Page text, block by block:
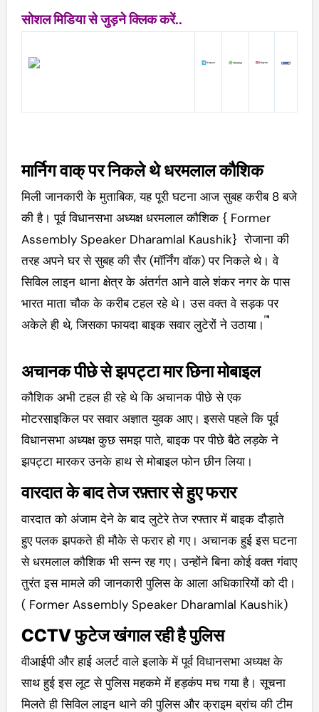
सोशल मिडिया से जुड़ने क्लिक करें..
मार्निग वाक् पर निकले थे धरमलाल कौशिक
मिली जानकारी के मुताबिक, यह पूरी घटना आज सुबह करीब 8 बजे
की है। पूर्व विधानसभा अध्यक्ष धरमलाल कौशिक { Former
Assembly Speaker Dharamlal Kaushik} रोजाना की
तरह अपने घर से सुबह की सैर (मॉर्निंग वॉक) पर निकले थे। वे
सिविल लाइन थाना क्षेत्र के अंतर्गत आने वाले शंकर नगर के पास
भारत माता चौक के करीब टहल रहे थे। उस वक्त वे सड़क पर
अकेले ही थे, जिसका फायदा बाइक सवार लुटेरों ने उठाया।
अचानक पीछे से झपट्टा मार छिना मोबाइल
कौशिक अभी टहल ही रहे थे कि अचानक पीछे से एक
मोटरसाइकिल पर सवार अज्ञात युवक आए। इससे पहले कि पूर्व
विधानसभा अध्यक्ष कुछ समझ पाते, बाइक पर पीछे बैठे लड़के ने
झपट्टा मारकर उनके हाथ से मोबाइल फोन छीन लिया।
वारदात के बाद तेज रफ़्तार से हुए फरार
वारदात को अंजाम देने के बाद लुटेरे तेज रफ्तार में बाइक दौड़ाते
हुए पलक झपकते ही मौके से फरार हो गए। अचानक हुई इस घटना
से धरमलाल कौशिक भी सन्न रह गए। उन्होंने बिना कोई वक्त गंवाए
तुरंत इस मामले की जानकारी पुलिस के आला अधिकारियों को दी।
( Former Assembly Speaker Dharamlal Kaushik)
CCTV फुटेज खंगाल रही है पुलिस
वीआईपी और हाई अलर्ट वाले इलाके में पूर्व विधानसभा अध्यक्ष के
साथ हुई इस लूट से पुलिस महकमे में हड़कंप मच गया है। सूचना
मिलते ही सिविल लाइन थाने की पुलिस और क्राइम ब्रांच की टीम